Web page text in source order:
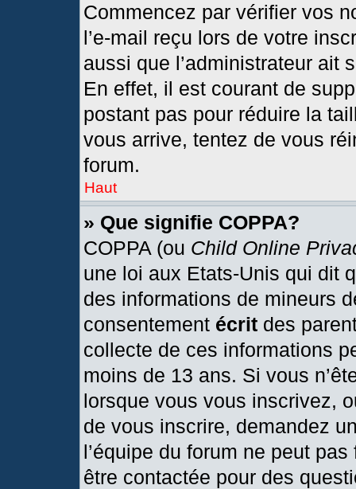
Commencez par vérifier vos
l’e-mail reçu lors de votre
aussi que l’administrateur ait
En effet, il est courant de
postant pas pour réduire la
vous arrive, tentez de vous
forum.
Haut
» Que signifie COPPA?
COPPA (ou Child Online
une loi aux Etats-Unis qui dit
des informations de mineurs
consentement écrit des
collecte de ces informations
moins de 13 ans. Si vous
lorsque vous vous inscrivez,
de vous inscrire, demandez
l’équipe du forum ne peut
être contactée pour des